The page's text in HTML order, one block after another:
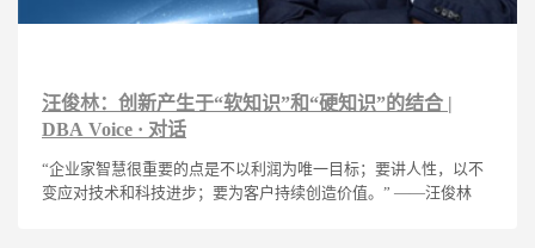
汪俊林：创新产生于“软知识”和“硬知识”的结合 |
DBA Voice · 对话
“企业家智慧很重要的点是不以利润为唯一目标；要讲人性，以不
变应对技术和科技进步；要为客户持续创造价值。” ——汪俊林